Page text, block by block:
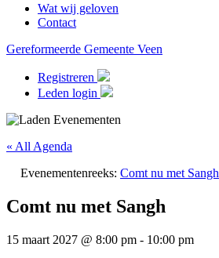
Wat wij geloven
Contact
Gereformeerde Gemeente Veen
Registreren
Leden login
« All Agenda
Evenementenreeks: Comt nu met Sangh
Comt nu met Sangh
15 maart 2027 @ 8:00 pm - 10:00 pm